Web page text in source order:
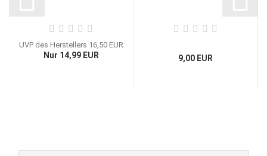
UVP des Herstellers 16,50 EUR
Nur 14,99 EUR 9,00 EUR